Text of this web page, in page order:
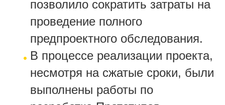
позволило сократить затраты на
проведение полного
предпроектного обследования.
В процессе реализации проекта,
несмотря на сжатые сроки, были
выполнены работы по